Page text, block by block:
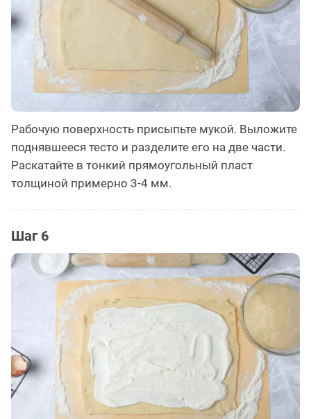
Рабочую поверхность присыпьте мукой. Выложите
поднявшееся тесто и разделите его на две части.
Раскатайте в тонкий прямоугольный пласт
толщиной примерно 3-4 мм.
Шаг 6